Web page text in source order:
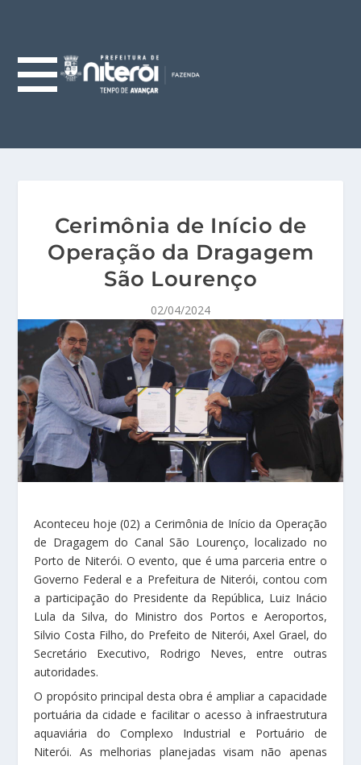
Cerimônia de Início de
Operação da Dragagem
São Lourenço
02/04/2024
Aconteceu hoje (02) a Cerimônia de Início da Operação
de Dragagem do Canal São Lourenço, localizado no
Porto de Niterói. O evento, que é uma parceria entre o
Governo Federal e a Prefeitura de Niterói, contou com
a participação do Presidente da República, Luiz Inácio
Lula da Silva, do Ministro dos Portos e Aeroportos,
Silvio Costa Filho, do Prefeito de Niterói, Axel Grael, do
Secretário Executivo, Rodrigo Neves, entre outras
autoridades.
O propósito principal desta obra é ampliar a capacidade
portuária da cidade e facilitar o acesso à infraestrutura
aquaviária do Complexo Industrial e Portuário de
Niterói. As melhorias planejadas visam não apenas